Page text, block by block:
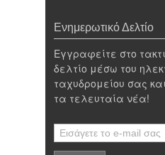
Ενημερωτικό Δελτίο
Εγγραφείτε στο
δελτίο μέσω του
ταχυδρομείου σας
τα τελευταία νέα!